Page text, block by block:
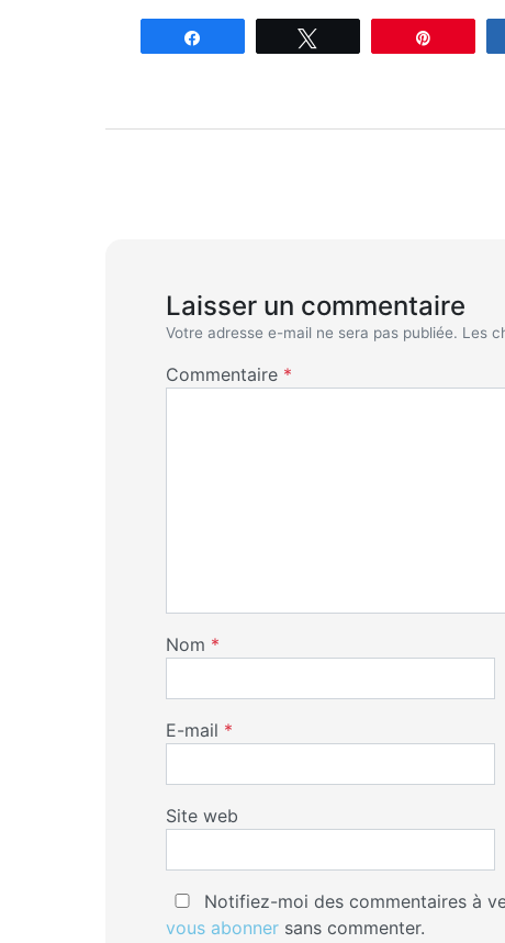
Laisser un commentaire
Votre adresse e-mail ne sera pas publiée. Les
Commentaire *
Nom *
E-mail *
Site web
Notifiez-moi des commentaires à
vous abonner sans commenter.